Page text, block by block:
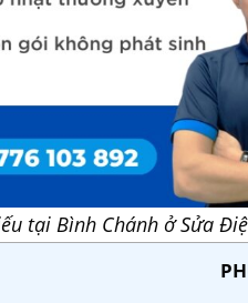
tại Bình Chánh ở Sửa